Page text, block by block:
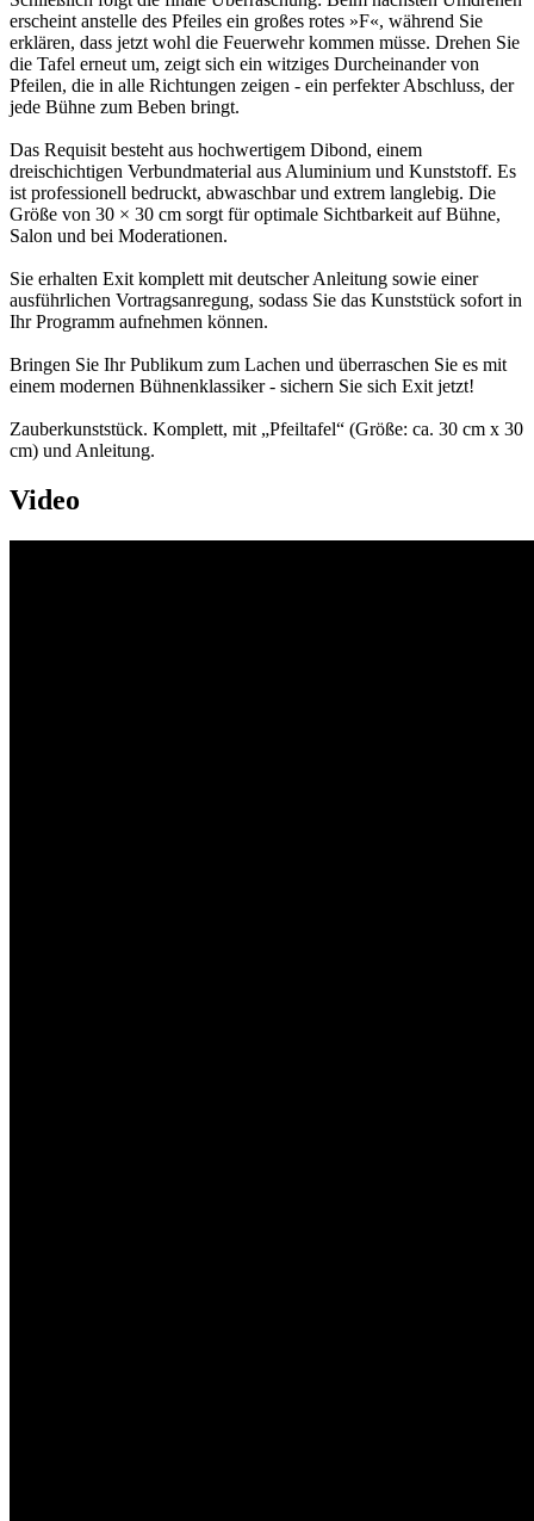
erscheint anstelle des Pfeiles ein großes rotes »F«, während Sie
erklären, dass jetzt wohl die Feuerwehr kommen müsse. Drehen Sie
die Tafel erneut um, zeigt sich ein witziges Durcheinander von
Pfeilen, die in alle Richtungen zeigen - ein perfekter Abschluss, der
jede Bühne zum Beben bringt.
Das Requisit besteht aus hochwertigem Dibond, einem
dreischichtigen Verbundmaterial aus Aluminium und Kunststoff. Es
ist professionell bedruckt, abwaschbar und extrem langlebig. Die
Größe von 30 × 30 cm sorgt für optimale Sichtbarkeit auf Bühne,
Salon und bei Moderationen.
Sie erhalten Exit komplett mit deutscher Anleitung sowie einer
ausführlichen Vortragsanregung, sodass Sie das Kunststück sofort in
Ihr Programm aufnehmen können.
Bringen Sie Ihr Publikum zum Lachen und überraschen Sie es mit
einem modernen Bühnenklassiker - sichern Sie sich Exit jetzt!
Zauberkunststück. Komplett, mit „Pfeiltafel“ (Größe: ca. 30 cm x 30
cm) und Anleitung.
Video